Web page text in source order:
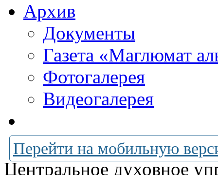
Архив
Документы
Газета «Маглюмат
Фотогалерея
Видеогалерея
Перейти на мобильную
Центральное духовное